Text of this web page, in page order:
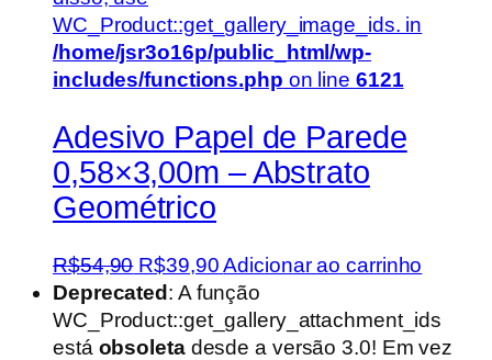
WC_Product::get_gallery_image_ids. in
/home/jsr3o16p/public_html/wp-
includes/functions.php on line 6121
Adesivo Papel de Parede
0,58×3,00m – Abstrato
Geométrico
R$54,90 O
preço
original
era:
R$39,90O
preço
atual
é:
Adicionar ao carrinho
Deprecated: A função
WC_Product::get_gallery_attachment_ids
está obsoletadesde a versão 3.0! Em vez